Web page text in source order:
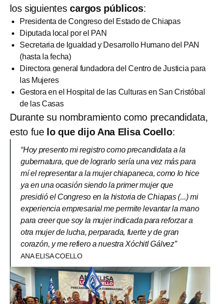
los siguientescargos públicos:
Presidenta de Congreso del Estado de Chiapas
Diputada local por el PAN
Secretaria de Igualdad y Desarrollo Humano del PAN
(hasta la fecha)
Directora general fundadora del Centro de Justicia para
las Mujeres
Gestora en el Hospital de las Culturas en San Cristóbal
de las Casas
Durante su nombramiento como precandidata,
esto fue lo que dijo Ana Elisa Coello:
“Hoy presento mi registro como precandidata a la
gubernatura, que de lograrlo sería una vez más para
mí el representar a la mujer chiapaneca, como lo hice
ya en una ocasión siendo la primer mujer que
presidió el Congreso en la historia de Chiapas (...) mi
experiencia empresarial me permite levantar la mano
para creer que soy la mujer indicada para reforzar a
otra mujer de lucha, perparada, fuerte y de gran
corazón, y me refiero a nuestra Xóchitl Gálvez”
ANA ELISA COELLO